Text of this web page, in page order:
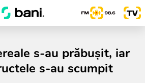
s-au prăbușit, iar
s-au scumpit